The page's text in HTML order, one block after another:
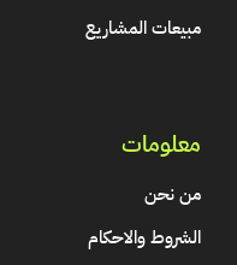
مبيعات المشاريع
معلومات
من نحن
الشروط والاحكام